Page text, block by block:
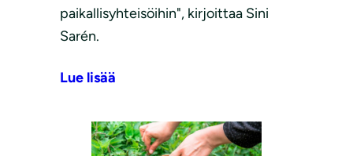
paikallisyhteisöihin", kirjoittaa Sini
Sarén.
Lue lisää